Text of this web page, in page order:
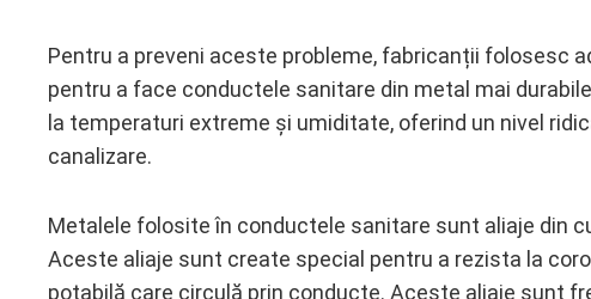
Pentru a preveni aceste probleme, fabricanții folosesc
pentru a face conductele sanitare din metal mai
la temperaturi extreme și umiditate, oferind un nivel
canalizare.
Metalele folosite în conductele sanitare sunt aliaje din
Aceste aliaje sunt create special pentru a rezista la
potabilă care circulă prin conducte. Aceste aliaje sunt